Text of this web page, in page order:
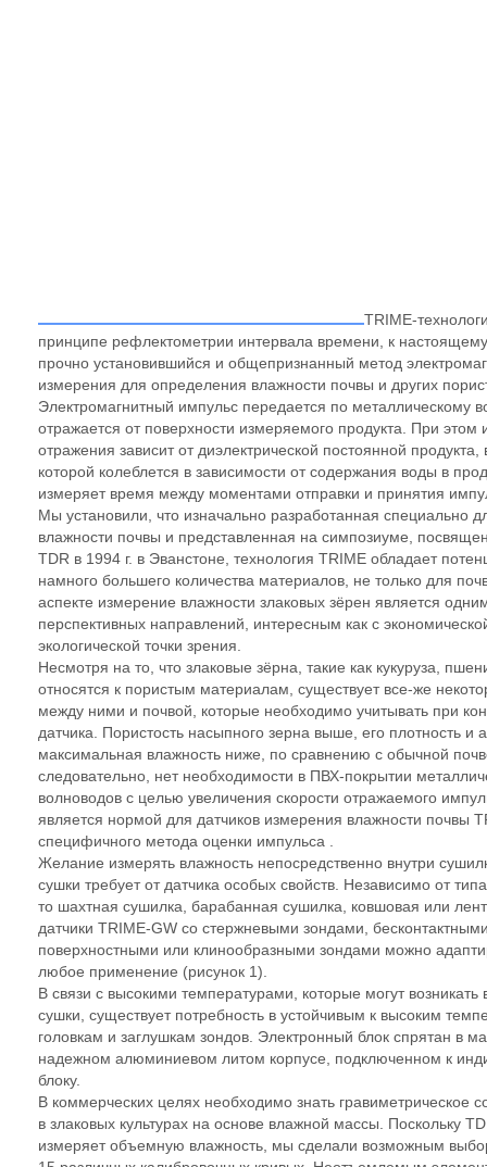
TRIME-
принципе рефлектометрии интервала времени, к
прочно установившийся и общепризнанный метод
измерения для определения влажности почвы и других
Электромагнитный импульс передается по металлическому
отражается от поверхности измеряемого продукта. При этом
отражения зависит от диэлектрической постоянной продукта,
которой колеблется в зависимости от содержания воды в
измеряет время между моментами отправки и принятия
Мы установили, что изначально разработанная специально
влажности почвы и представленная на симпозиуме,
TDR в 1994 г. в Эванстоне, технология TRIME обладает
намного большего количества материалов, не только для
аспекте измерение влажности злаковых зёрен является
перспективных направлений, интересным как с
экологической точки зрения.
Несмотря на то, что злаковые зёрна, такие как кукуруза,
относятся к пористым материалам, существует все-же
между ними и почвой, которые необходимо учитывать при
датчика. Пористость насыпного зерна выше, его плотность и
максимальная влажность ниже, по сравнению с обычной
следовательно, нет необходимости в ПВХ-покрытии
волноводов с целью увеличения скорости отражаемого
является нормой для датчиков измерения влажности почвы
специфичного метода оценки импульса .
Желание измерять влажность непосредственно внутри
сушки требует от датчика особых свойств. Независимо от
то шахтная сушилка, барабанная сушилка, ковшовая или
датчики TRIME-GW со стержневыми зондами,
поверхностными или клинообразными зондами можно
любое применение (рисунок 1).
В связи с высокими температурами, которые могут возникать
сушки, существует потребность в устойчивым к высоким
головкам и заглушкам зондов. Электронный блок спрятан в
надежном алюминиевом литом корпусе, подключенном к
блоку.
В коммерческих целях необходимо знать гравиметрическое
в злаковых культурах на основе влажной массы. Поскольку
измеряет объемную влажность, мы сделали возможным